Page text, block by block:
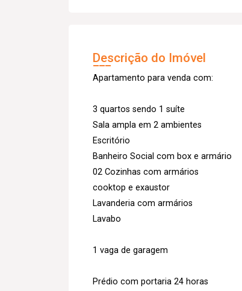
Descrição do Imóvel
Apartamento para venda com:
3 quartos sendo 1 suíte
Sala ampla em 2 ambientes
Escritório
Banheiro Social com box e armário
02 Cozinhas com armários
cooktop e exaustor
Lavanderia com armários
Lavabo
1 vaga de garagem
Prédio com portaria 24 horas